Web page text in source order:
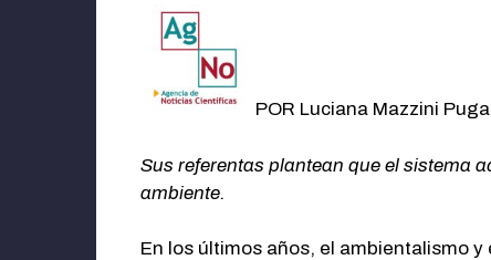
POR Luciana Mazzini
Sus referentas plantean que el sistema
ambiente.
En los últimos años, el ambientalismo y